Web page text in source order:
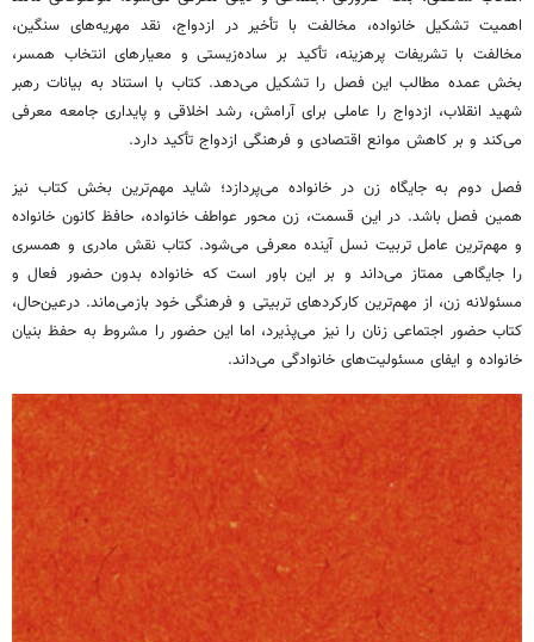
اهمیت تشکیل خانواده، مخالفت با تأخیر در ازدواج، نقد مهریه‌های سنگین،
مخالفت با تشریفات پرهزینه، تأکید بر ساده‌زیستی و معیارهای انتخاب همسر،
بخش عمده مطالب این فصل را تشکیل می‌دهد. کتاب با استناد به بیانات رهبر
شهید انقلاب، ازدواج را عاملی برای آرامش، رشد اخلاقی و پایداری جامعه معرفی
می‌کند و بر کاهش موانع اقتصادی و فرهنگی ازدواج تأکید دارد.
فصل دوم به جایگاه زن در خانواده می‌پردازد؛ شاید مهم‌ترین بخش کتاب نیز
همین فصل باشد. در این قسمت، زن محور عواطف خانواده، حافظ کانون خانواده
و مهم‌ترین عامل تربیت نسل آینده معرفی می‌شود. کتاب نقش مادری و همسری
را جایگاهی ممتاز می‌داند و بر این باور است که خانواده بدون حضور فعال و
مسئولانه زن، از مهم‌ترین کارکردهای تربیتی و فرهنگی خود بازمی‌ماند. درعین‌حال،
کتاب حضور اجتماعی زنان را نیز می‌پذیرد، اما این حضور را مشروط به حفظ بنیان
خانواده و ایفای مسئولیت‌های خانوادگی می‌داند.